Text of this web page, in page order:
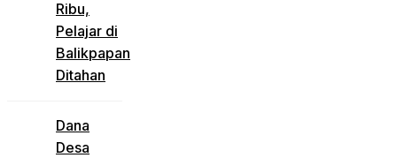
Ribu,
Pelajar di
Balikpapan
Ditahan
Dana
Desa